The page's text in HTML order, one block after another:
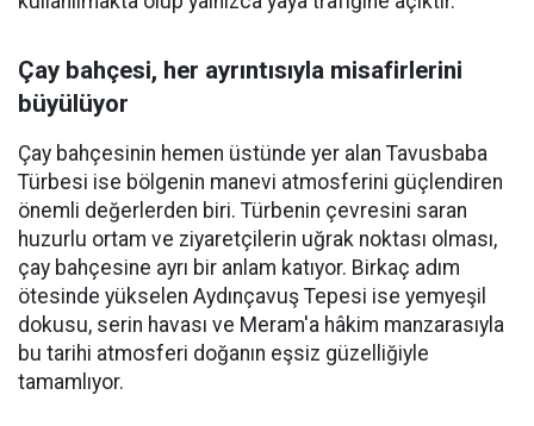
Çay bahçesi, her ayrıntısıyla misafirlerini
büyülüyor
Çay bahçesinin hemen üstünde yer alan Tavusbaba
Türbesi ise bölgenin manevi atmosferini güçlendiren
önemli değerlerden biri. Türbenin çevresini saran
huzurlu ortam ve ziyaretçilerin uğrak noktası olması,
çay bahçesine ayrı bir anlam katıyor. Birkaç adım
ötesinde yükselen Aydınçavuş Tepesi ise yemyeşil
dokusu, serin havası ve Meram'a hâkim manzarasıyla
bu tarihi atmosferi doğanın eşsiz güzelliğiyle
tamamlıyor.